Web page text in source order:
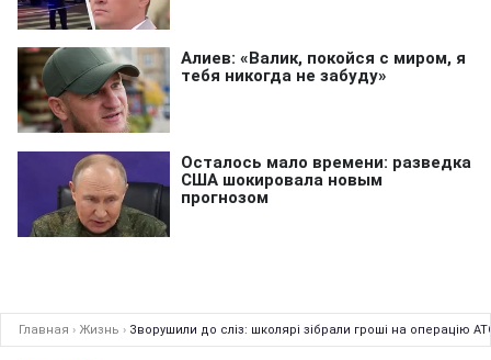
Главная › Жизнь › Зворушили до сліз: школярі зібрали гроші на операцію